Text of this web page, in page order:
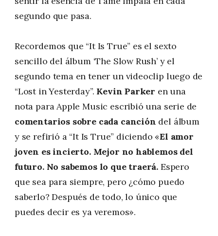
segundo que pasa.
Recordemos que “It Is True” es el sexto
sencillo del álbum ‘The Slow Rush’ y el
segundo tema en tener un videoclip luego de
“Lost in Yesterday”. Kevin Parker en una
nota para Apple Music escribió una serie de
comentarios sobre cada canción del álbum
y se refirió a “It Is True” diciendo «El amor
joven es incierto. Mejor no hablemos del
futuro. No sabemos lo que traerá. Espero
que sea para siempre, pero ¿cómo puedo
saberlo? Después de todo, lo único que
puedes decir es ya veremos».